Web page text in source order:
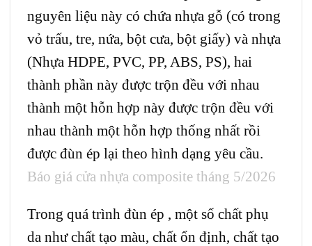
nguyên liệu này có chứa nhựa gỗ (có trong
vỏ trấu, tre, nứa, bột cưa, bột giấy) và nhựa
(Nhựa HDPE, PVC, PP, ABS, PS), hai
thành phần này được trộn đều với nhau
thành một hỗn hợp này được trộn đều với
nhau thành một hỗn hợp thống nhất rồi
được đùn ép lại theo hình dạng yêu cầu.
Báo giá cửa nhựa composite tháng 5/2026
Trong quá trình đùn ép , một số chất phụ
da như chất tạo màu, chất ổn định, chất tạo